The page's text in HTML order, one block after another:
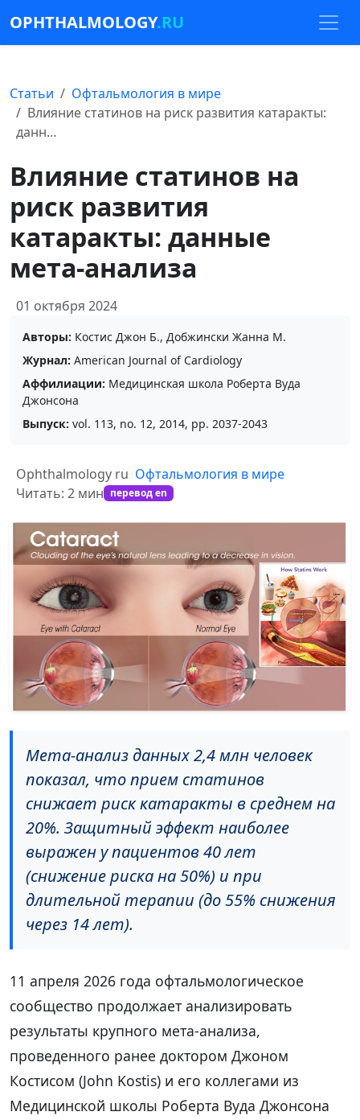
OPHTHALMOLOGY.RU
Статьи
Офтальмология в мире
Влияние статинов на риск развития катаракты:
данн…
Влияние статинов на
риск развития
катаракты: данные
мета-анализа
01 октября 2024
Авторы: Костис Джон Б., Добжински Жанна М.
Журнал: American Journal of Cardiology
Аффилиации: Медицинская школа Роберта Вуда
Джонсона
Выпуск: vol. 113, no. 12, 2014, pp. 2037-2043
Ophthalmology ru Офтальмология в мире
Читать: 2 мин перевод en
Мета-анализ данных 2,4 млн человек
показал, что прием статинов
снижает риск катаракты в среднем на
20%. Защитный эффект наиболее
выражен у пациентов 40 лет
(снижение риска на 50%) и при
длительной терапии (до 55% снижения
через 14 лет).
11 апреля 2026 года офтальмологическое
сообщество продолжает анализировать
результаты крупного мета-анализа,
проведенного ранее доктором Джоном
Костисом (John Kostis) и его коллегами из
Медицинской школы Роберта Вуда Джонсона